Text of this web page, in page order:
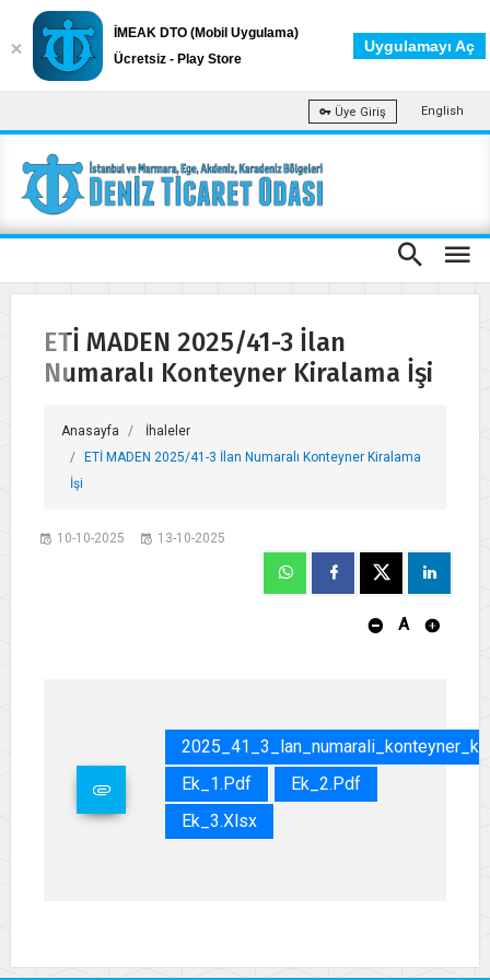
Üye Giriş English
ETİ MADEN 2025/41-3 İlan
Numaralı Konteyner Kiralama İşi
Anasayfa
İhaleler
ETİ MADEN 2025/41-3 İlan Numaralı Konteyner Kiralama
İşi
10-10-2025 13-10-2025
A
Ek_1.pdf
Ek_2.pdf
Ek_3.xlsx
İMEAK DTO (Mobil Uygulama)
Ücretsiz - Play Store
Uygulamayı Aç